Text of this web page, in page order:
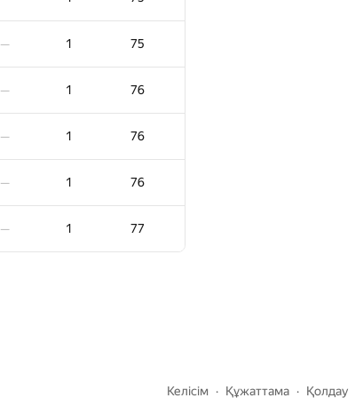
— 1 75
— 1 76
— 1 76
— 1 76
— 1 77
1 63
1 63
1 63
1 64
1 65
Келісім Құжаттама Қолдау